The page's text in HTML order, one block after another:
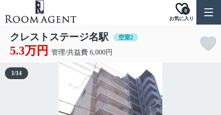
お気に入り
0
クレストステージ名駅 空室2
5.3万円 管理/共益費 6,000円
1/14